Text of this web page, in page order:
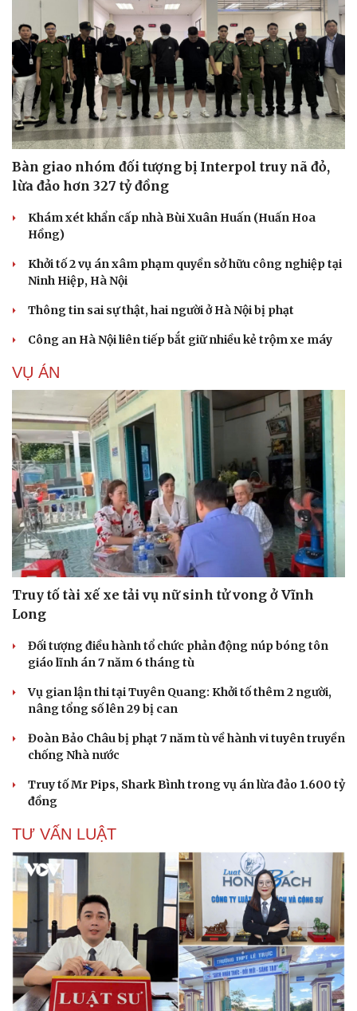
Bàn giao nhóm đối tượng bị Interpol truy nã đỏ,
lừa đảo hơn 327 tỷ đồng
Khám xét khẩn cấp nhà Bùi Xuân Huấn (Huấn Hoa
Hồng)
Khởi tố 2 vụ án xâm phạm quyền sở hữu công nghiệp tại
Ninh Hiệp, Hà Nội
Thông tin sai sự thật, hai người ở Hà Nội bị phạt
Công an Hà Nội liên tiếp bắt giữ nhiều kẻ trộm xe máy
VỤ ÁN
Truy tố tài xế xe tải vụ nữ sinh tử vong ở Vĩnh
Long
Đối tượng điều hành tổ chức phản động núp bóng tôn
giáo lĩnh án 7 năm 6 tháng tù
Vụ gian lận thi tại Tuyên Quang: Khởi tố thêm 2 người,
nâng tổng số lên 29 bị can
Đoàn Bảo Châu bị phạt 7 năm tù về hành vi tuyên truyền
chống Nhà nước
Truy tố Mr Pips, Shark Bình trong vụ án lừa đảo 1.600 tỷ
đồng
TƯ VẤN LUẬT